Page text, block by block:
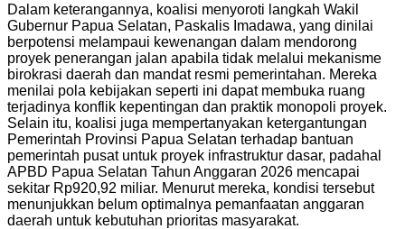
Dalam keterangannya, koalisi menyoroti langkah Wakil
Gubernur Papua Selatan, Paskalis Imadawa, yang dinilai
berpotensi melampaui kewenangan dalam mendorong
proyek penerangan jalan apabila tidak melalui mekanisme
birokrasi daerah dan mandat resmi pemerintahan. Mereka
menilai pola kebijakan seperti ini dapat membuka ruang
terjadinya konflik kepentingan dan praktik monopoli proyek.
Selain itu, koalisi juga mempertanyakan ketergantungan
Pemerintah Provinsi Papua Selatan terhadap bantuan
pemerintah pusat untuk proyek infrastruktur dasar, padahal
APBD Papua Selatan Tahun Anggaran 2026 mencapai
sekitar Rp920,92 miliar. Menurut mereka, kondisi tersebut
menunjukkan belum optimalnya pemanfaatan anggaran
daerah untuk kebutuhan prioritas masyarakat.